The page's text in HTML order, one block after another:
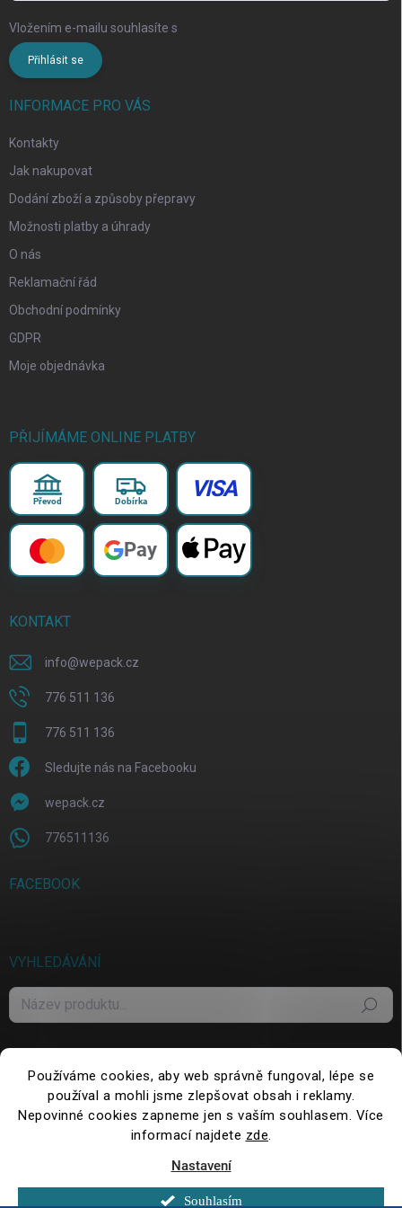
Používáme cookies, aby web správně fungoval, lépe se
používal a mohli jsme zlepšovat obsah i reklamy.
Nepovinné cookies zapneme jen s vaším souhlasem. Více
informací najdete zde.
Nastavení
Souhlasím
Vložením e-mailu souhlasíte s
Přihlásit se
INFORMACE PRO VÁS
Kontakty
Jak nakupovat
Dodání zboží a způsoby přepravy
Možnosti platby a úhrady
O nás
Reklamační řád
Obchodní podmínky
GDPR
Moje objednávka
PŘIJÍMÁME ONLINE PLATBY
Převod Dobírka VISA
Pay
KONTAKT
info@wepack.cz
776 511 136
776 511 136
Sledujte nás na Facebooku
wepack.cz
776511136
FACEBOOK
VYHLEDÁVÁNÍ
Hledat
. Všechna práva vyhrazena.
cookies